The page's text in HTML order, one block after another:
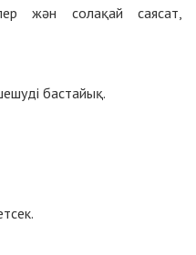
жән солақай саясат,
бастайық.